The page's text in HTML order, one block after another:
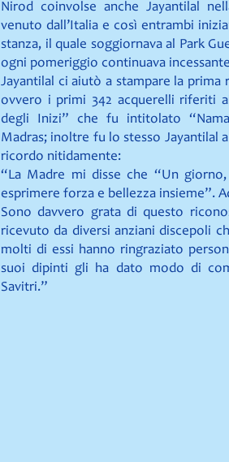
Nirod coinvolse anche Jayantilal
venuto dall’Italia e così entrambi
stanza, il quale soggiornava al Park
ogni pomeriggio continuava
Jayantilal ci aiutò a stampare la
ovvero i primi 342 acquerelli riferiti
degli Inizi” che fu intitolato
Madras; inoltre fu lo stesso Jayantilal
ricordo nitidamente:
“La Madre mi disse che “Un
esprimere forza e bellezza insieme”.
Sono davvero grata di questo
ricevuto da diversi anziani discepoli
molti di essi hanno ringraziato
suoi dipinti gli ha dato modo di
Savitri.”